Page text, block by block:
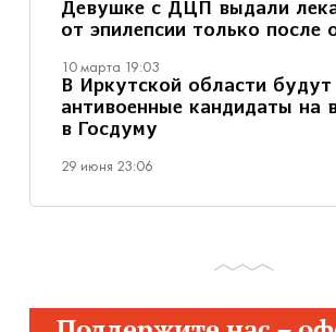
Девушке с ДЦП выдали
от эпилепсии только после
10 марта 19:03
В Иркутской области будут
антивоенные кандидаты на
в Госдуму
29 июня 23:06